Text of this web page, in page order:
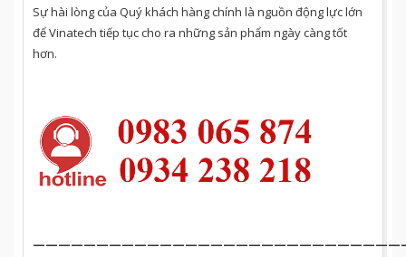
Sự hài lòng của Quý khách hàng chính là nguồn động lực lớn
để Vinatech tiếp tục cho ra những sản phẩm ngày càng tốt
hơn.